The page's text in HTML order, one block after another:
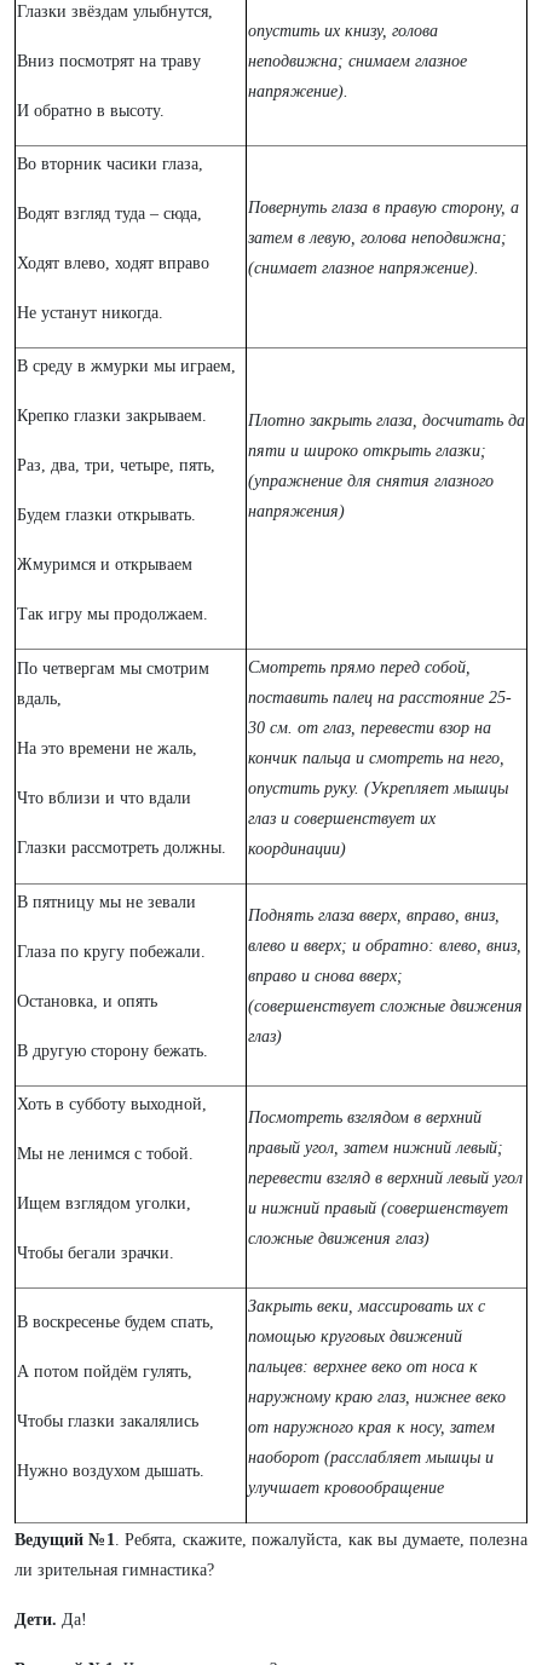
Глазки звёздам улыбнутся,
Вниз посмотрят на траву
И обратно в высоту.
опустить их книзу, голова
неподвижна; снимаем глазное
напряжение).
Во вторник часики глаза,
Водят взгляд туда – сюда,
Ходят влево, ходят вправо
Не устанут никогда.
Повернуть глаза в правую сторону, а
затем в левую, голова неподвижна;
(снимает глазное напряжение).
В среду в жмурки мы играем,
Крепко глазки закрываем.
Раз, два, три, четыре, пять,
Будем глазки открывать.
Жмуримся и открываем
Так игру мы продолжаем.
Плотно закрыть глаза, досчитать да
пяти и широко открыть глазки;
(упражнение для снятия глазного
напряжения)
По четвергам мы смотрим
вдаль,
На это времени не жаль,
Что вблизи и что вдали
Глазки рассмотреть должны.
Смотреть прямо перед собой,
поставить палец на расстояние 25-
30 см. от глаз, перевести взор на
кончик пальца и смотреть на него,
опустить руку. (Укрепляет мышцы
глаз и совершенствует их
координации)
В пятницу мы не зевали
Глаза по кругу побежали.
Остановка, и опять
В другую сторону бежать.
Поднять глаза вверх, вправо, вниз,
влево и вверх; и обратно: влево, вниз,
вправо и снова вверх;
(совершенствует сложные движения
глаз)
Хоть в субботу выходной,
Мы не ленимся с тобой.
Ищем взглядом уголки,
Чтобы бегали зрачки.
Посмотреть взглядом в верхний
правый угол, затем нижний левый;
перевести взгляд в верхний левый угол
и нижний правый (совершенствует
сложные движения глаз)
В воскресенье будем спать,
А потом пойдём гулять,
Чтобы глазки закалялись
Нужно воздухом дышать.
Закрыть веки, массировать их с
помощью круговых движений
пальцев: верхнее веко от носа к
наружному краю глаз, нижнее веко
от наружного края к носу, затем
наоборот (расслабляет мышцы и
улучшает кровообращение
Ведущий №1. Ребята, скажите, пожалуйста, как вы думаете, полезна
ли зрительная гимнастика?
Дети. Да!